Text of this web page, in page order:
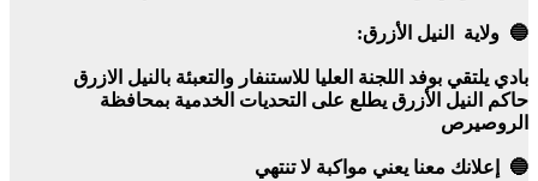
🔵 ولاية النيل الأزرق:
بادي يلتقي بوفد اللجنة العليا للاستنفار والتعبئة بالنيل الازرق
حاكم النيل الأزرق يطلع على التحديات الخدمية بمحافظة
الروصيرص
🔵 إعلانك معنا يعني مواكبة لا تنتهي